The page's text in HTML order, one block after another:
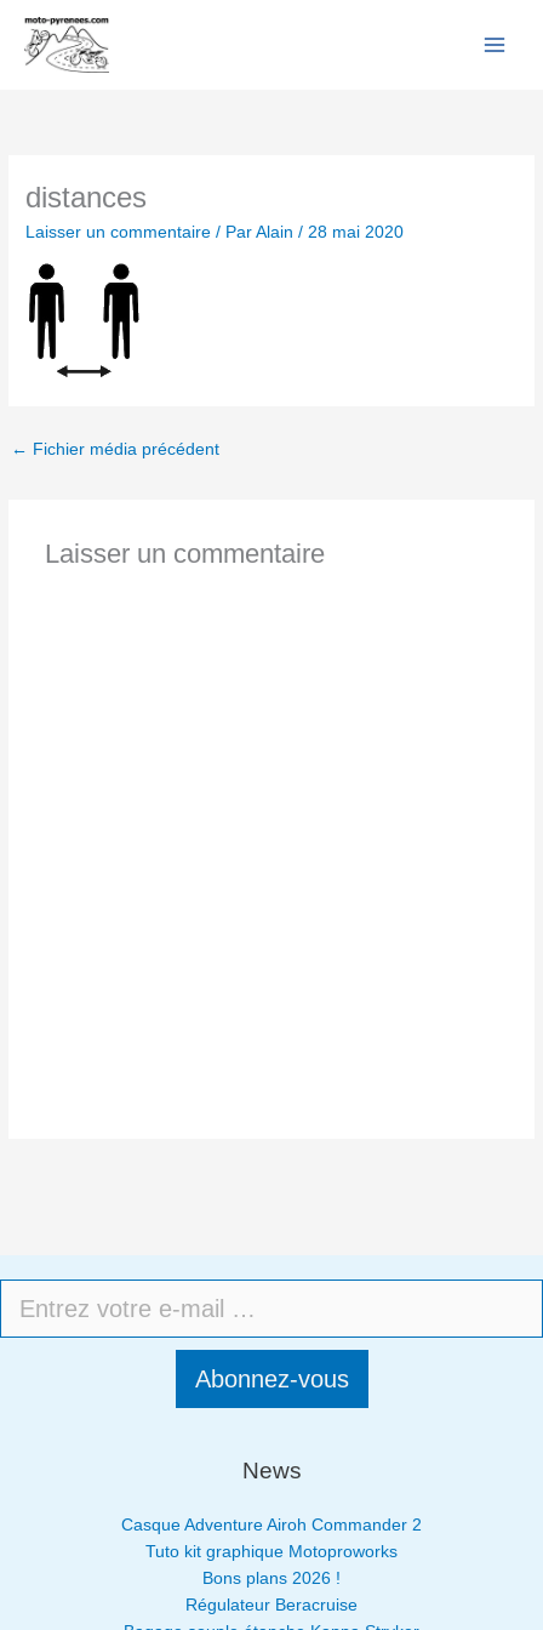
contenu
distances
Laisser un commentaire / ParAlain/ 28 mai 2020
← Fichier média précédent
Laisser un commentaire
Abonnez-vous
News
Casque Adventure Airoh Commander 2
Tuto kit graphique Motoproworks
Bons plans 2026 !
Régulateur Beracruise